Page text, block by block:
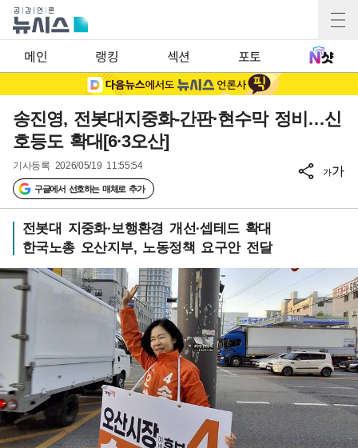
메인 랭킹 섹션 포토
송진영, 전봇대지중화-간판·현수막 정비…신
호등도 확대[6·3오산]
기사등록 2026/05/19 11:55:54
구글에서 선호하는 매체로 추가
가가
전봇대 지중화·보행환경 개선·셉테드 확대
한국노총 오산지부, 노동정책 요구안 전달